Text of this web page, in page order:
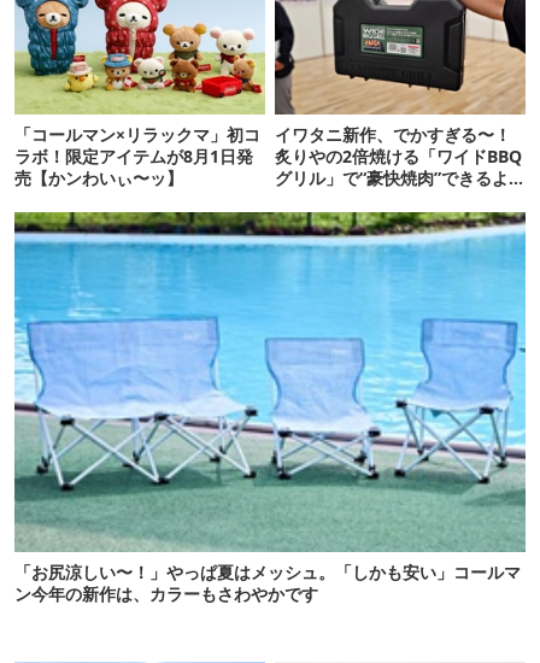
「コールマン×リラックマ」初コ
ラボ！限定アイテムが8月1日発
売【かンわいぃ〜ッ】
イワタニ新作、でかすぎる〜！
炙りやの2倍焼ける「ワイドBBQ
グリル」で“豪快焼肉”できるよ
「お尻涼しい〜！」やっぱ夏はメッシュ。「しかも安い」コールマ
ン今年の新作は、カラーもさわやかです